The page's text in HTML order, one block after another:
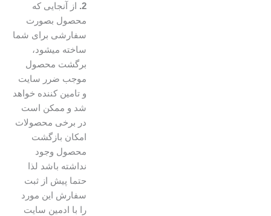
از آنجایی که
محصول بصورت
سفارشی برای شما
ساخته میشود،
برگشت محصول
موجب ضرر سایت
و تامین کننده خواهد
شد و ممکن است
در برخی محصولات
امکان بازگشت
محصول وجود
نداشته باشد لذا
حتما پیش از ثبت
سفارش این مورد
را با ادمین سایت